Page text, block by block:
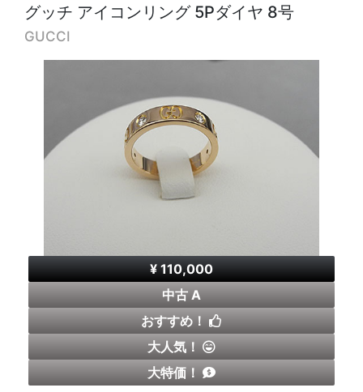
グッチ アイコンリング 5Pダイヤ 8号
GUCCI
¥ 110,000
中古 A
おすすめ！
大人気！
大特価！